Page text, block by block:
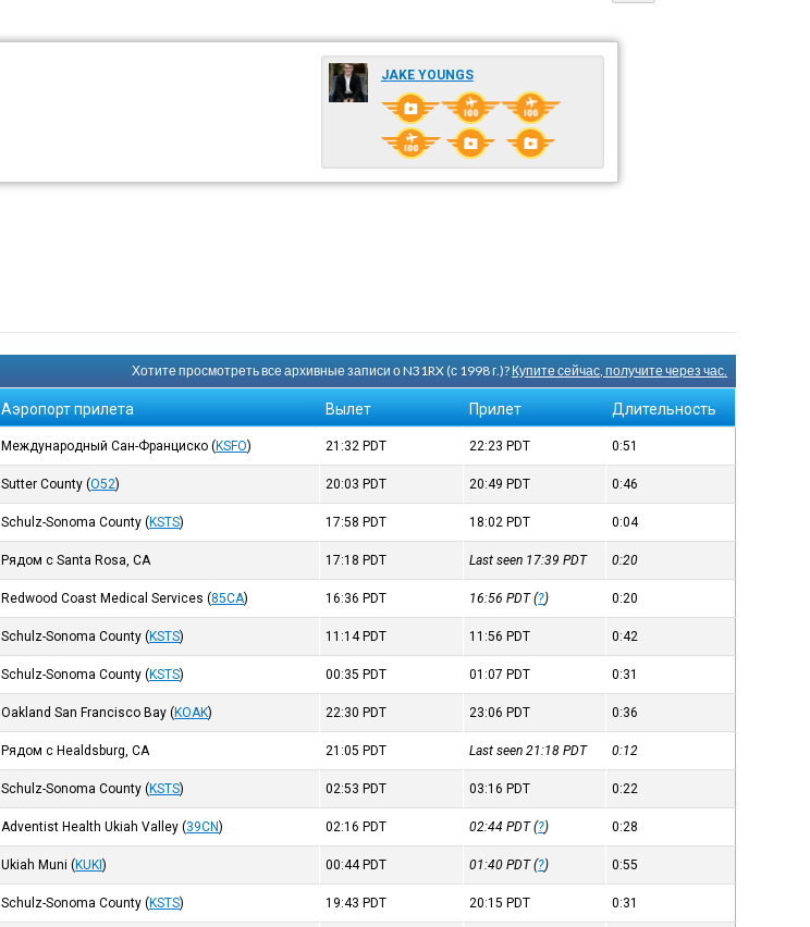
JAKE YOUNGS
Хотите просмотреть все архивные записи о N31RX (с 1998 г.)? Купите сейчас, получите через час.
Аэропорт прилета Вылет Прилет Длительность
Международный Сан-Франциско (KSFO) 21:32 PDT 22:23 PDT 0:51
Sutter County (O52) 20:03 PDT 20:49 PDT 0:46
Schulz-Sonoma County (KSTS) 17:58 PDT 18:02 PDT 0:04
Рядом с Santa Rosa, CA 17:18 PDT Last seen 17:39PDT 0:20
Redwood Coast Medical Services (85CA) 16:36 PDT 16:56PDT(?) 0:20
Schulz-Sonoma County (KSTS) 11:14 PDT 11:56 PDT 0:42
Schulz-Sonoma County (KSTS) 00:35 PDT 01:07 PDT 0:31
Oakland San Francisco Bay (KOAK) 22:30 PDT 23:06 PDT 0:36
Рядом с Healdsburg, CA 21:05 PDT Last seen 21:18PDT 0:12
Schulz-Sonoma County (KSTS) 02:53 PDT 03:16 PDT 0:22
Adventist Health Ukiah Valley (39CN) 02:16 PDT 02:44PDT(?) 0:28
Ukiah Muni (KUKI) 00:44 PDT 01:40PDT(?) 0:55
Schulz-Sonoma County (KSTS) 19:43 PDT 20:15 PDT 0:31